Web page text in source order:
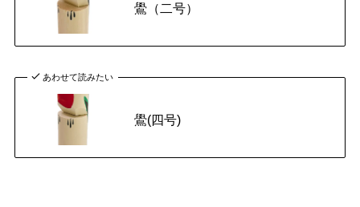
鷽（二号）
あわせて読みたい
鷽(四号)